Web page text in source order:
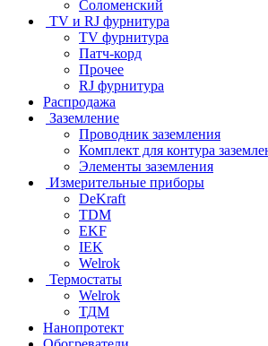
Соломенский
TV и RJ фурнитура
TV фурнитура
Патч-корд
Прочее
RJ фурнитура
Распродажа
Заземление
Проводник заземления
Комплект для контура
Элементы заземления
Измерительные приборы
DeKraft
TDM
EKF
IEK
Welrok
Термостаты
Welrok
ТДМ
Нанопротект